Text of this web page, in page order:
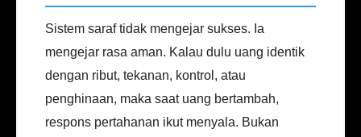
Sistem saraf tidak mengejar sukses. Ia
mengejar rasa aman. Kalau dulu uang identik
dengan ribut, tekanan, kontrol, atau
penghinaan, maka saat uang bertambah,
respons pertahanan ikut menyala. Bukan